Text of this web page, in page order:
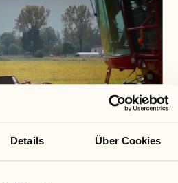
Details Über Cookies